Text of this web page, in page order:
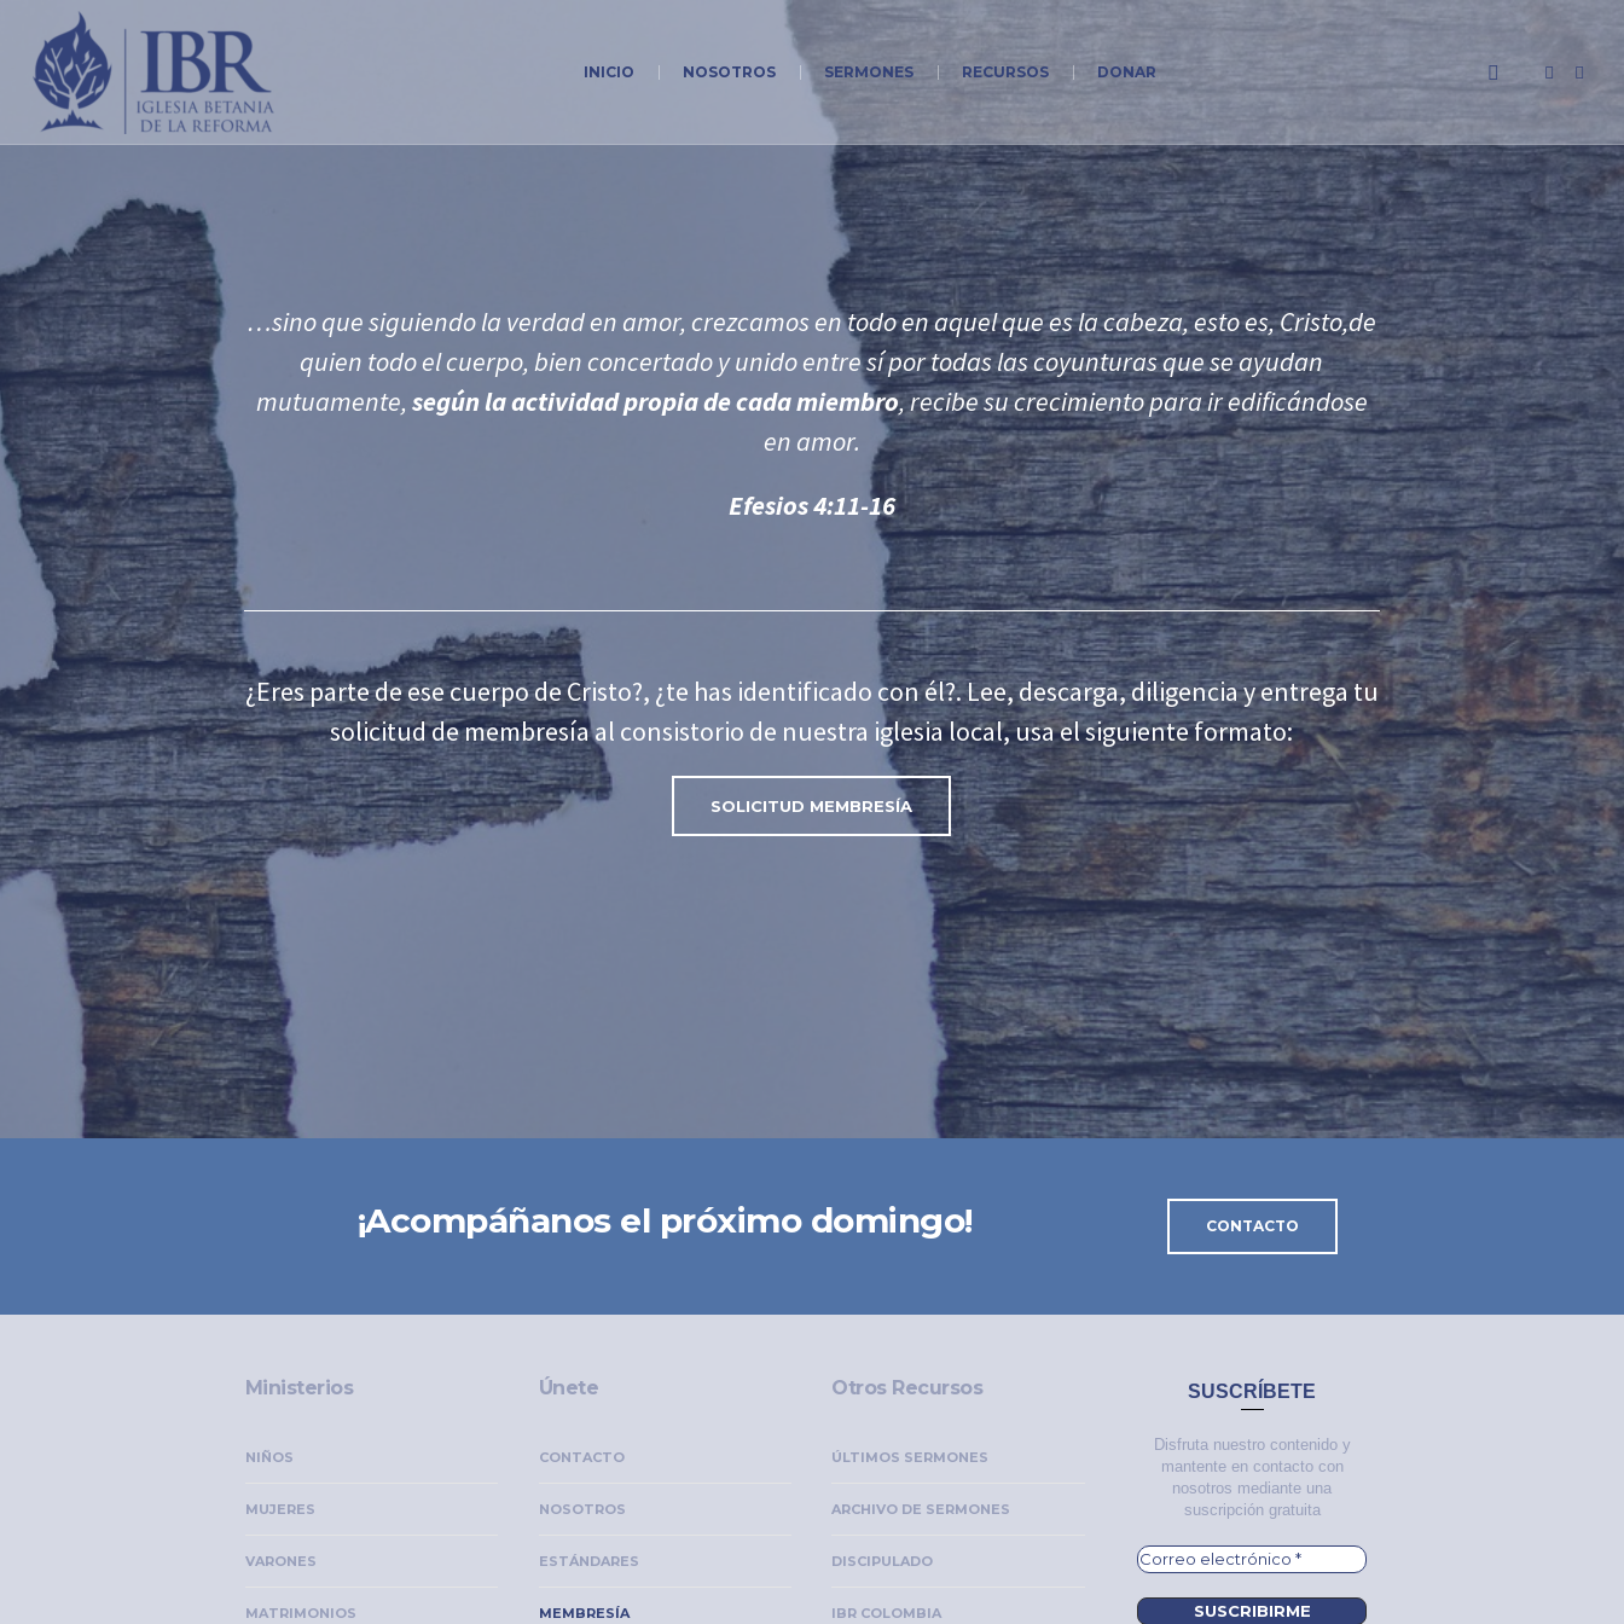
INICIO NOSOTROS SERMONES RECURSOS DONAR
…sino que siguiendo la verdad en amor, crezcamos en todo en aquel que es la cabeza, esto es, Cristo,de
quien todo el cuerpo, bien concertado y unido entre sí por todas las coyunturas que se ayudan
mutuamente, según la actividad propia de cada miembro, recibe su crecimiento para ir edificándose
en amor.
Efesios 4:11-16
¿Eres parte de ese cuerpo de Cristo?, ¿te has identificado con él?. Lee, descarga, diligencia y entrega tu
solicitud de membresía al consistorio de nuestra iglesia local, usa el siguiente formato:
SOLICITUD MEMBRESÍA
¡Acompáñanos el próximo domingo! CONTACTO
Ministerios
NIÑOS
MUJERES
VARONES
MATRIMONIOS
Únete
CONTACTO
NOSOTROS
ESTÁNDARES
MEMBRESÍA
Otros Recursos
ÚLTIMOS SERMONES
ARCHIVO DE SERMONES
DISCIPULADO
IBR COLOMBIA
SUSCRÍBETE
Disfruta nuestro contenido y
mantente en contacto con
nosotros mediante una
suscripción gratuita